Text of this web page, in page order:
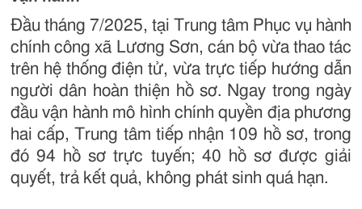
Đầu tháng 7/2025, tại Trung tâm Phục vụ hành
chính công xã Lương Sơn, cán bộ vừa thao tác
trên hệ thống điện tử, vừa trực tiếp hướng dẫn
người dân hoàn thiện hồ sơ. Ngay trong ngày
đầu vận hành mô hình chính quyền địa phương
hai cấp, Trung tâm tiếp nhận 109 hồ sơ, trong
đó 94 hồ sơ trực tuyến; 40 hồ sơ được giải
quyết, trả kết quả, không phát sinh quá hạn.